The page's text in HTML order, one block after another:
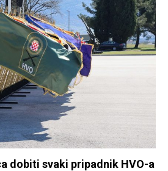
dobiti svaki pripadnik HVO-a